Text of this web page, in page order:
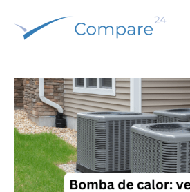
contenido